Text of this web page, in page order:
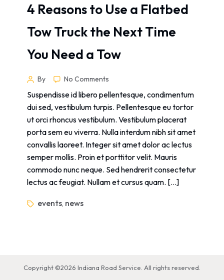
4 Reasons to Use a Flatbed
Tow Truck the Next Time
You Need a Tow
By No Comments
Suspendisse id libero pellentesque, condimentum
dui sed, vestibulum turpis. Pellentesque eu tortor
ut orci rhoncus vestibulum. Vestibulum placerat
porta sem eu viverra. Nulla interdum nibh sit amet
convallis laoreet. Integer sit amet dolor ac lectus
semper mollis. Proin et porttitor velit. Mauris
commodo nunc neque. Sed hendrerit consectetur
lectus ac feugiat. Nullam et cursus quam. […]
events, news
Copyright ©2026 Indiana Road Service. All rights reserved.